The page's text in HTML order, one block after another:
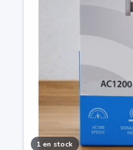
1 en stock